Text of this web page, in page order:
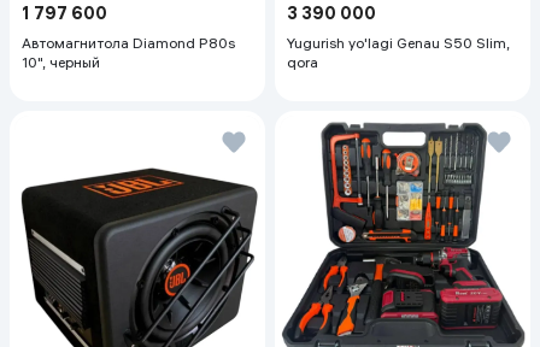
1 797 600
Автомагнитола Diamond P80s
10", черный
3 390 000
Yugurish yo'lagi Genau S50 Slim,
qora